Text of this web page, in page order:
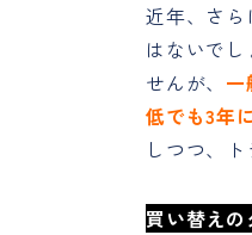
近年、さ
はないで
せんが、 一
低でも3年
しつつ、
買い替え